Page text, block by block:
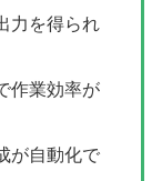
力を得られ
作業効率が
が自動化で